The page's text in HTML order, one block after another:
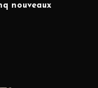
nouveaux